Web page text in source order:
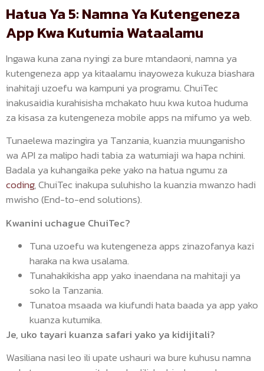
Hatua Ya 5: Namna Ya Kutengeneza
App Kwa Kutumia Wataalamu
Ingawa kuna zana nyingi za bure mtandaoni, namna ya
kutengeneza app ya kitaalamu inayoweza kukuza biashara
inahitaji uzoefu wa kampuni ya programu. ChuiTec
inakusaidia kurahisisha mchakato huu kwa kutoa huduma
za kisasa za kutengeneza mobile apps na mifumo ya web.
Tunaelewa mazingira ya Tanzania, kuanzia muunganisho
wa API za malipo hadi tabia za watumiaji wa hapa nchini.
Badala ya kuhangaika peke yako na hatua ngumu za
coding, ChuiTec inakupa suluhisho la kuanzia mwanzo hadi
mwisho (End-to-end solutions).
Kwanini uchague ChuiTec?
Tuna uzoefu wa kutengeneza apps zinazofanya kazi
haraka na kwa usalama.
Tunahakikisha app yako inaendana na mahitaji ya
soko la Tanzania.
Tunatoa msaada wa kiufundi hata baada ya app yako
kuanza kutumika.
Je, uko tayari kuanza safari yako ya kidijitali?
Wasiliana nasi leo ili upate ushauri wa bure kuhusu namna